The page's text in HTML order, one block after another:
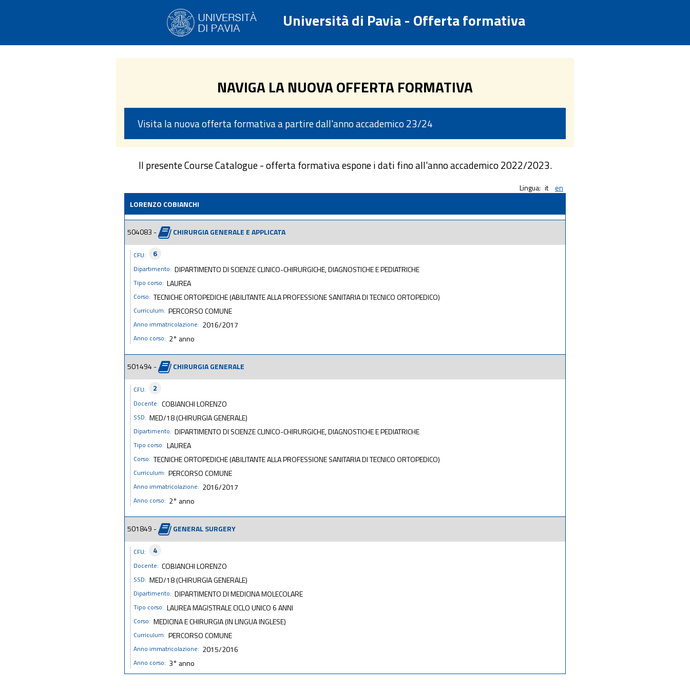
Università di Pavia - Offerta formativa
NAVIGA LA NUOVA OFFERTA FORMATIVA
Visita la nuova offerta formativa a partire dall'anno accademico 23/24
Il presente Course Catalogue - offerta formativa espone i dati fino all'anno accademico 2022/2023.
Lingua: it
en
LORENZO COBIANCHI
504083 - CHIRURGIA GENERALE E APPLICATA
CFU: 6
Dipartimento: DIPARTIMENTO DI SCIENZE CLINICO-CHIRURGICHE, DIAGNOSTICHE E PEDIATRICHE
Tipo corso: LAUREA
Corso: TECNICHE ORTOPEDICHE (ABILITANTE ALLA PROFESSIONE SANITARIA DI TECNICO ORTOPEDICO)
Curriculum: PERCORSO COMUNE
Anno immatricolazione: 2016/2017
Anno corso: 2° anno
501494 - CHIRURGIA GENERALE
CFU: 2
Docente: COBIANCHI LORENZO
SSD: MED/18 (CHIRURGIA GENERALE)
Dipartimento: DIPARTIMENTO DI SCIENZE CLINICO-CHIRURGICHE, DIAGNOSTICHE E PEDIATRICHE
Tipo corso: LAUREA
Corso: TECNICHE ORTOPEDICHE (ABILITANTE ALLA PROFESSIONE SANITARIA DI TECNICO ORTOPEDICO)
Curriculum: PERCORSO COMUNE
Anno immatricolazione: 2016/2017
Anno corso: 2° anno
501849 - GENERAL SURGERY
CFU: 4
Docente: COBIANCHI LORENZO
SSD: MED/18 (CHIRURGIA GENERALE)
Dipartimento: DIPARTIMENTO DI MEDICINA MOLECOLARE
Tipo corso: LAUREA MAGISTRALE CICLO UNICO 6 ANNI
Corso: MEDICINA E CHIRURGIA (IN LINGUA INGLESE)
Curriculum: PERCORSO COMUNE
Anno immatricolazione: 2015/2016
Anno corso: 3° anno